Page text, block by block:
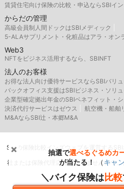
賃貸住宅向け保険の比較・申込ならSBIイ
からだの管理
高級会員制人間ドックはSBIメディック
5-ALAサプリメント・化粧品はアラ・オン
Web3
NFTをビジネス活用するなら、SBINFT
法人のお客様
お得な法人向け優待サービスならSBIバリ
バックオフィス支援はSBIビジネス・ソリ
企業型確定拠出年金のSBIベネフィット・
決済代行サービスはゼウス
航空機・船舶
M&AならSBI辻・本郷M&A
SBIの保険比較インズウェブを運営する
社または保険代理店ではありませんので
行いませ
抽選で選べるぐるめカ
が当たる！
（キャ
＼バイク保険は比較